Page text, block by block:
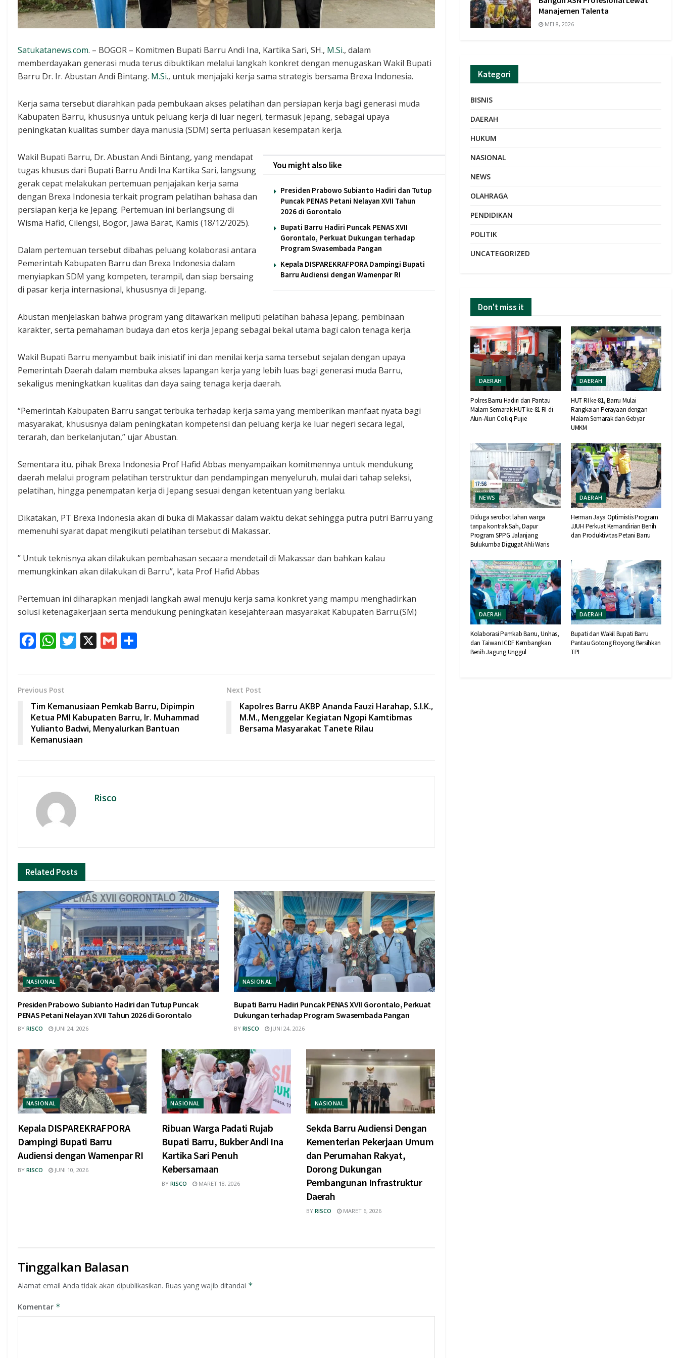
Satukatanews.com. – BOGOR – Komitmen Bupati Barru Andi Ina, Kartika Sari, SH., M.Si., dalam
memberdayakan generasi muda terus dibuktikan melalui langkah konkret dengan menugaskan Wakil Bupati
Barru Dr. Ir. Abustan Andi Bintang. M.Si., untuk menjajaki kerja sama strategis bersama Brexa Indonesia.
Kerja sama tersebut diarahkan pada pembukaan akses pelatihan dan persiapan kerja bagi generasi muda
Kabupaten Barru, khususnya untuk peluang kerja di luar negeri, termasuk Jepang, sebagai upaya
peningkatan kualitas sumber daya manusia (SDM) serta perluasan kesempatan kerja.
You might also like
Presiden Prabowo Subianto Hadiri dan Tutup
Puncak PENAS Petani Nelayan XVII Tahun
2026 di Gorontalo
Bupati Barru Hadiri Puncak PENAS XVII
Gorontalo, Perkuat Dukungan terhadap
Program Swasembada Pangan
Kepala DISPAREKRAFPORA Dampingi Bupati
Barru Audiensi dengan Wamenpar RI
Wakil Bupati Barru, Dr. Abustan Andi Bintang, yang mendapat
tugas khusus dari Bupati Barru Andi Ina Kartika Sari, langsung
gerak cepat melakukan pertemuan penjajakan kerja sama
dengan Brexa Indonesia terkait program pelatihan bahasa dan
persiapan kerja ke Jepang. Pertemuan ini berlangsung di
Wisma Hafid, Cilengsi, Bogor, Jawa Barat, Kamis (18/12/2025).
Dalam pertemuan tersebut dibahas peluang kolaborasi antara
Pemerintah Kabupaten Barru dan Brexa Indonesia dalam
menyiapkan SDM yang kompeten, terampil, dan siap bersaing
di pasar kerja internasional, khususnya di Jepang.
Abustan menjelaskan bahwa program yang ditawarkan meliputi pelatihan bahasa Jepang, pembinaan
karakter, serta pemahaman budaya dan etos kerja Jepang sebagai bekal utama bagi calon tenaga kerja.
Wakil Bupati Barru menyambut baik inisiatif ini dan menilai kerja sama tersebut sejalan dengan upaya
Pemerintah Daerah dalam membuka akses lapangan kerja yang lebih luas bagi generasi muda Barru,
sekaligus meningkatkan kualitas dan daya saing tenaga kerja daerah.
“Pemerintah Kabupaten Barru sangat terbuka terhadap kerja sama yang memberikan manfaat nyata bagi
masyarakat, khususnya dalam peningkatan kompetensi dan peluang kerja ke luar negeri secara legal,
terarah, dan berkelanjutan,” ujar Abustan.
Sementara itu, pihak Brexa Indonesia Prof Hafid Abbas menyampaikan komitmennya untuk mendukung
daerah melalui program pelatihan terstruktur dan pendampingan menyeluruh, mulai dari tahap seleksi,
pelatihan, hingga penempatan kerja di Jepang sesuai dengan ketentuan yang berlaku.
Dikatakan, PT Brexa Indonesia akan di buka di Makassar dalam waktu dekat sehingga putra putri Barru yang
memenuhi syarat dapat mengikuti pelatihan tersebut di Makassar.
” Untuk teknisnya akan dilakukan pembahasan secaara mendetail di Makassar dan bahkan kalau
memungkinkan akan dilakukan di Barru”, kata Prof Hafid Abbas
Pertemuan ini diharapkan menjadi langkah awal menuju kerja sama konkret yang mampu menghadirkan
solusi ketenagakerjaan serta mendukung peningkatan kesejahteraan masyarakat Kabupaten Barru.(SM)
F
b
o
o
k
W
s
A
p
p
T X G
Previous Post
Tim Kemanusiaan Pemkab Barru, Dipimpin
Ketua PMI Kabupaten Barru, Ir. Muhammad
Yulianto Badwi, Menyalurkan Bantuan
Kemanusiaan
Next Post
Kapolres Barru AKBP Ananda Fauzi Harahap, S.I.K.,
M.M., Menggelar Kegiatan Ngopi Kamtibmas
Bersama Masyarakat Tanete Rilau
Risco
Related Posts
NASIONAL
Presiden Prabowo Subianto Hadiri dan Tutup Puncak
PENAS Petani Nelayan XVII Tahun 2026 di Gorontalo
BY RISCO JUNI 24, 2026
NASIONAL
Bupati Barru Hadiri Puncak PENAS XVII Gorontalo, Perkuat
Dukungan terhadap Program Swasembada Pangan
BY RISCO JUNI 24, 2026
NASIONAL
Kepala DISPAREKRAFPORA
Dampingi Bupati Barru
Audiensi dengan Wamenpar RI
BY RISCO JUNI 10, 2026
NASIONAL
Ribuan Warga Padati Rujab
Bupati Barru, Bukber Andi Ina
Kartika Sari Penuh
Kebersamaan
BY RISCO MARET 18, 2026
NASIONAL
Sekda Barru Audiensi Dengan
Kementerian Pekerjaan Umum
dan Perumahan Rakyat,
Dorong Dukungan
Pembangunan Infrastruktur
Daerah
BY RISCO MARET 6, 2026
Tinggalkan Balasan
Alamat email Anda tidak akan dipublikasikan. Ruas yang wajib ditandai *
Komentar *
Manajemen Talenta
MEI 8, 2026
Kategori
BISNIS
DAERAH
HUKUM
NASIONAL
NEWS
OLAHRAGA
PENDIDIKAN
POLITIK
UNCATEGORIZED
Don't miss it
DAERAH
Polres Barru Hadiri dan Pantau
Malam Semarak HUT ke-81 RI di
Alun-Alun Colliq Pujie
DAERAH
HUT RI ke-81, Barru Mulai
Rangkaian Perayaan dengan
Malam Semarak dan Gebyar
UMKM
NEWS
Diduga serobot lahan warga
tanpa kontrak Sah, Dapur
Program SPPG Jalanjang
Bulukumba Digugat Ahli Waris
DAERAH
Herman Jaya Optimistis Program
JJUH Perkuat Kemandirian Benih
dan Produktivitas Petani Barru
DAERAH
Kolaborasi Pemkab Barru, Unhas,
dan Taiwan ICDF Kembangkan
Benih Jagung Unggul
DAERAH
Bupati dan Wakil Bupati Barru
Pantau Gotong Royong Bersihkan
TPI